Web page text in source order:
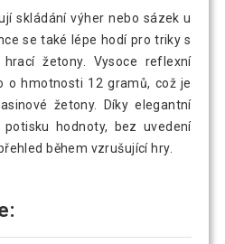
skládání výher nebo sázek u
se také lépe hodí pro triky s
žetony. Vysoce reflexní
o hmotnosti 12 gramů, což je
žetony. Díky elegantní
hodnoty, bez uvedení
během vzrušující hry.